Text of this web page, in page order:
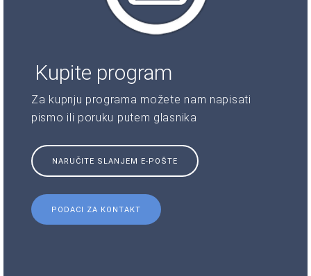
Kupite program
Za kupnju programa možete nam napisati
pismo ili poruku putem glasnika
NARUČITE SLANJEM E-POŠTE
PODACI ZA KONTAKT